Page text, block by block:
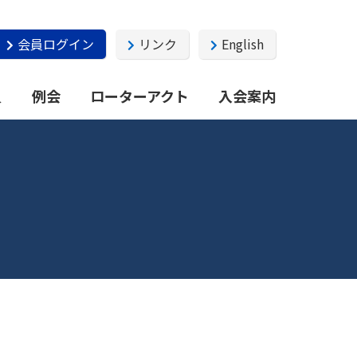
会員ログイン リンク English
例会 ローターアクト 入会案内